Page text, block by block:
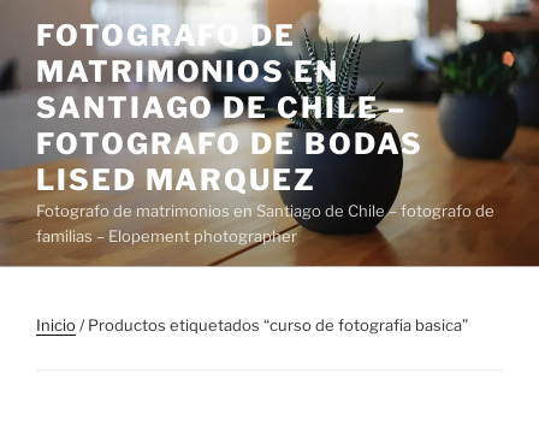
contenido
FOTOGRAFO DE
MATRIMONIOS EN
SANTIAGO DE CHILE –
FOTOGRAFO DE BODAS
LISED MARQUEZ
Fotografo de matrimonios en Santiago de Chile – fotografo de
familias – Elopement photographer
Inicio/ Productos etiquetados “curso de fotografia basica”